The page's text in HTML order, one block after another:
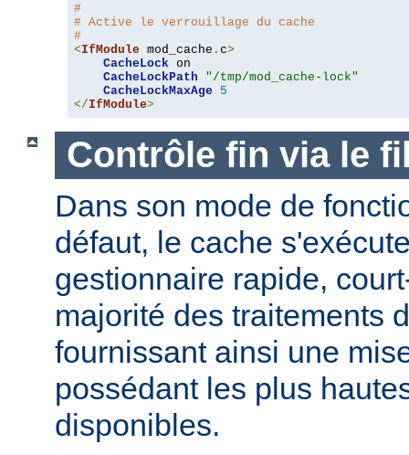
#
# Active le verrouillage du cache
#
<IfModule mod_cache . c>
CacheLock on
CacheLockPath
"/tmp/mod_cache-lock"
CacheLockMaxAge
5
</IfModule>
Contrôle fin via le
Dans son mode de
défaut, le cache
gestionnaire rapide,
majorité des traitements
fournissant ainsi une
possédant les plus
disponibles.